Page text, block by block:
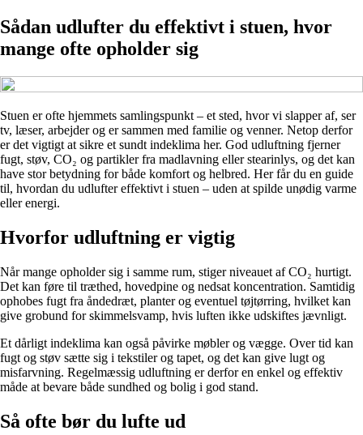
Sådan udlufter du effektivt i stuen, hvor
mange ofte opholder sig
Stuen er ofte hjemmets samlingspunkt – et sted, hvor vi slapper af, ser
tv, læser, arbejder og er sammen med familie og venner. Netop derfor
er det vigtigt at sikre et sundt indeklima her. God udluftning fjerner
fugt, støv, CO₂ og partikler fra madlavning eller stearinlys, og det kan
have stor betydning for både komfort og helbred. Her får du en guide
til, hvordan du udlufter effektivt i stuen – uden at spilde unødig varme
eller energi.
Hvorfor udluftning er vigtig
Når mange opholder sig i samme rum, stiger niveauet af CO₂ hurtigt.
Det kan føre til træthed, hovedpine og nedsat koncentration. Samtidig
ophobes fugt fra åndedræt, planter og eventuel tøjtørring, hvilket kan
give grobund for skimmelsvamp, hvis luften ikke udskiftes jævnligt.
Et dårligt indeklima kan også påvirke møbler og vægge. Over tid kan
fugt og støv sætte sig i tekstiler og tapet, og det kan give lugt og
misfarvning. Regelmæssig udluftning er derfor en enkel og effektiv
måde at bevare både sundhed og bolig i god stand.
Så ofte bør du lufte ud